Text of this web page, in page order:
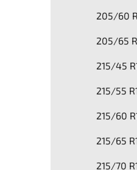
205/60
205/65
215/45
215/55
215/60
215/65
215/70